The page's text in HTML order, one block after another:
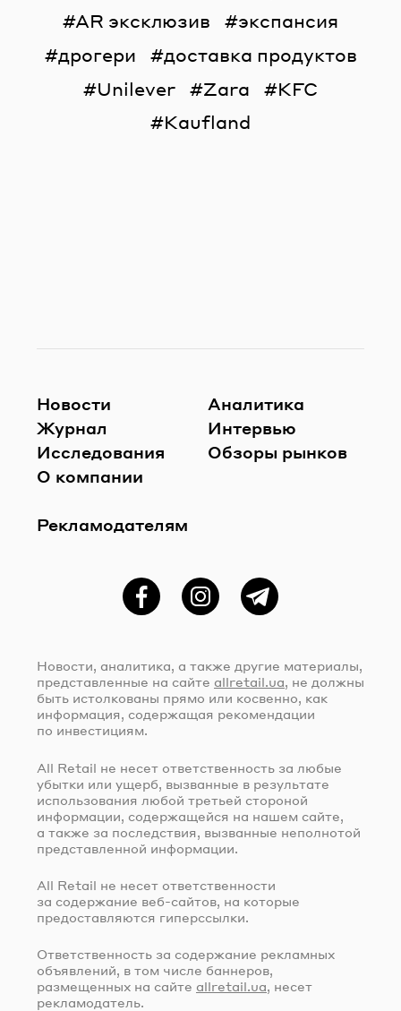
AR эксклюзив
экспансия
дрогери
доставка продуктов
Unilever
Zara
KFC
Kaufland
Новости
Журнал
Исследования
О компании
Рекламодателям
Аналитика
Интервью
Обзоры рынков
ФейсбукInstagramTelegram
Новости, аналитика, а также другие материалы,
представленные на сайте allretail.ua, не должны
быть истолкованы прямо или косвенно, как
информация, содержащая рекомендации
по инвестициям.
All Retail не несет ответственность за любые
убытки или ущерб, вызванные в результате
использования любой третьей стороной
информации, содержащейся на нашем сайте,
а также за последствия, вызванные неполнотой
представленной информации.
All Retail не несет ответственности
за содержание веб-сайтов, на которые
предоставляются гиперссылки.
Ответственность за содержание рекламных
объявлений, в том числе баннеров,
размещенных на сайте allretail.ua, несет
рекламодатель.